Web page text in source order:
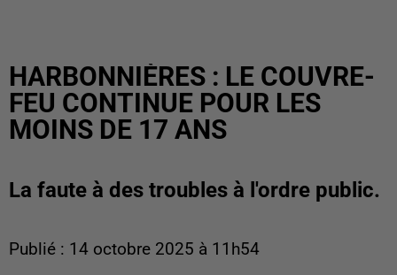
HARBONNIÈRES : LE COUVRE-
FEU CONTINUE POUR LES
MOINS DE 17 ANS
La faute à des troubles à l'ordre public.
Publié : 14 octobre 2025 à 11h54